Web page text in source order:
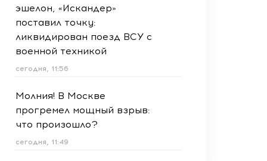
эшелон, «Искандер»
поставил точку:
ликвидирован поезд ВСУ с
военной техникой
сегодня, 11:56
Молния! В Москве
прогремел мощный взрыв:
что произошло?
сегодня, 11:49